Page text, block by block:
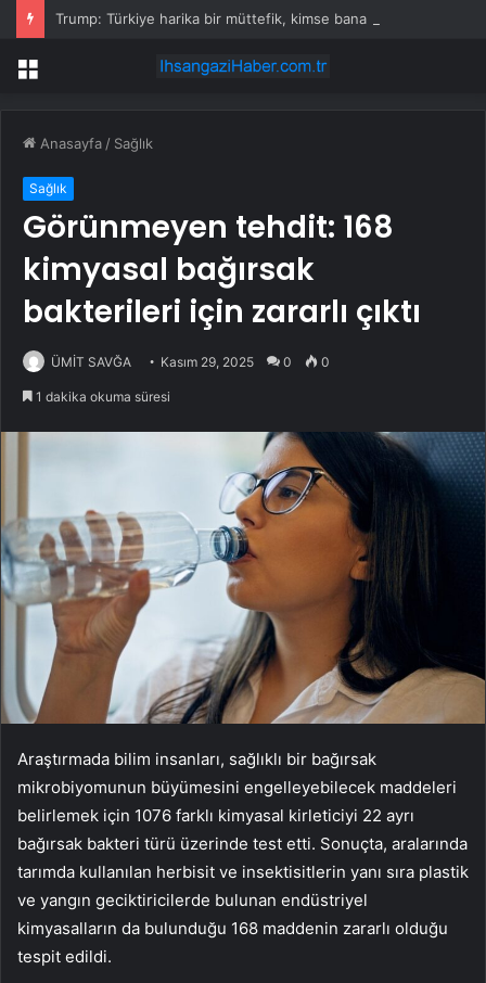
Menü
Anasayfa / Sağlık
Sağlık
Görünmeyen tehdit: 168
kimyasal bağırsak
bakterileri için zararlı çıktı
ÜMİT SAVĞA Kasım 29, 2025 0 0
1 dakika okuma süresi
Araştırmada bilim insanları, sağlıklı bir bağırsak
mikrobiyomunun büyümesini engelleyebilecek maddeleri
belirlemek için 1076 farklı kimyasal kirleticiyi 22 ayrı
bağırsak bakteri türü üzerinde test etti. Sonuçta, aralarında
tarımda kullanılan herbisit ve insektisitlerin yanı sıra plastik
ve yangın geciktiricilerde bulunan endüstriyel
kimyasalların da bulunduğu 168 maddenin zararlı olduğu
tespit edildi.